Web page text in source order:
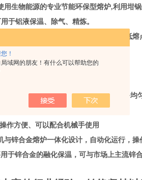
！
域网的朋友！有什么可以帮助您的
用生物能源的专业节能环保型熔炉,利用坩
于铝液保温、除气、精炼。
用于配套压铸机械对工业铝、锌、铜等低
换熔料品种方便;
度均匀易控制、氧化烧损少、金属成份均
合国家环保要求;
作方便、可以配合机械手使用
锌合金熔炉一体化设计，自动化运行，
于锌合金的融化保温，可与市场上主流锌